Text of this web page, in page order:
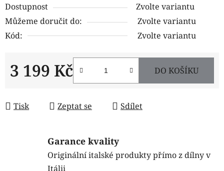
Dostupnost
Zvolte variantu
Můžeme doručit do:
Zvolte variantu
Kód:
Zvolte variantu
3 199 Kč DO KOŠÍKU
Tisk Zeptat se Sdílet
Garance kvality
Originální italské produkty přímo z dílny v
Itálii